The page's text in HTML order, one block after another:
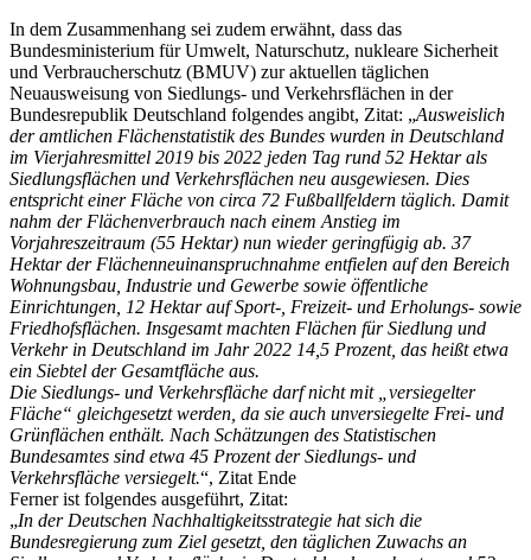
In dem Zusammenhang sei zudem erwähnt, dass das
Bundesministerium für Umwelt, Naturschutz, nukleare Sicherheit
und Verbraucherschutz (BMUV) zur aktuellen täglichen
Neuausweisung von Siedlungs- und Verkehrsflächen in der
Bundesrepublik Deutschland folgendes angibt, Zitat: „Ausweislich
der amtlichen Flächenstatistik des Bundes wurden in Deutschland
im Vierjahresmittel 2019 bis 2022 jeden Tag rund 52 Hektar als
Siedlungsflächen und Verkehrsflächen neu ausgewiesen. Dies
entspricht einer Fläche von circa 72 Fußballfeldern täglich. Damit
nahm der Flächenverbrauch nach einem Anstieg im
Vorjahreszeitraum (55 Hektar) nun wieder geringfügig ab. 37
Hektar der Flächenneuinanspruchnahme entfielen auf den Bereich
Wohnungsbau, Industrie und Gewerbe sowie öffentliche
Einrichtungen, 12 Hektar auf Sport-, Freizeit- und Erholungs- sowie
Friedhofsflächen. Insgesamt machten Flächen für Siedlung und
Verkehr in Deutschland im Jahr 2022 14,5 Prozent, das heißt etwa
ein Siebtel der Gesamtfläche aus.
Die Siedlungs- und Verkehrsfläche darf nicht mit „versiegelter
Fläche“ gleichgesetzt werden, da sie auch unversiegelte Frei- und
Grünflächen enthält. Nach Schätzungen des Statistischen
Bundesamtes sind etwa 45 Prozent der Siedlungs- und
Verkehrsfläche versiegelt.“, Zitat Ende
Ferner ist folgendes ausgeführt, Zitat:
„In der Deutschen Nachhaltigkeitsstrategie hat sich die
Bundesregierung zum Ziel gesetzt, den täglichen Zuwachs an